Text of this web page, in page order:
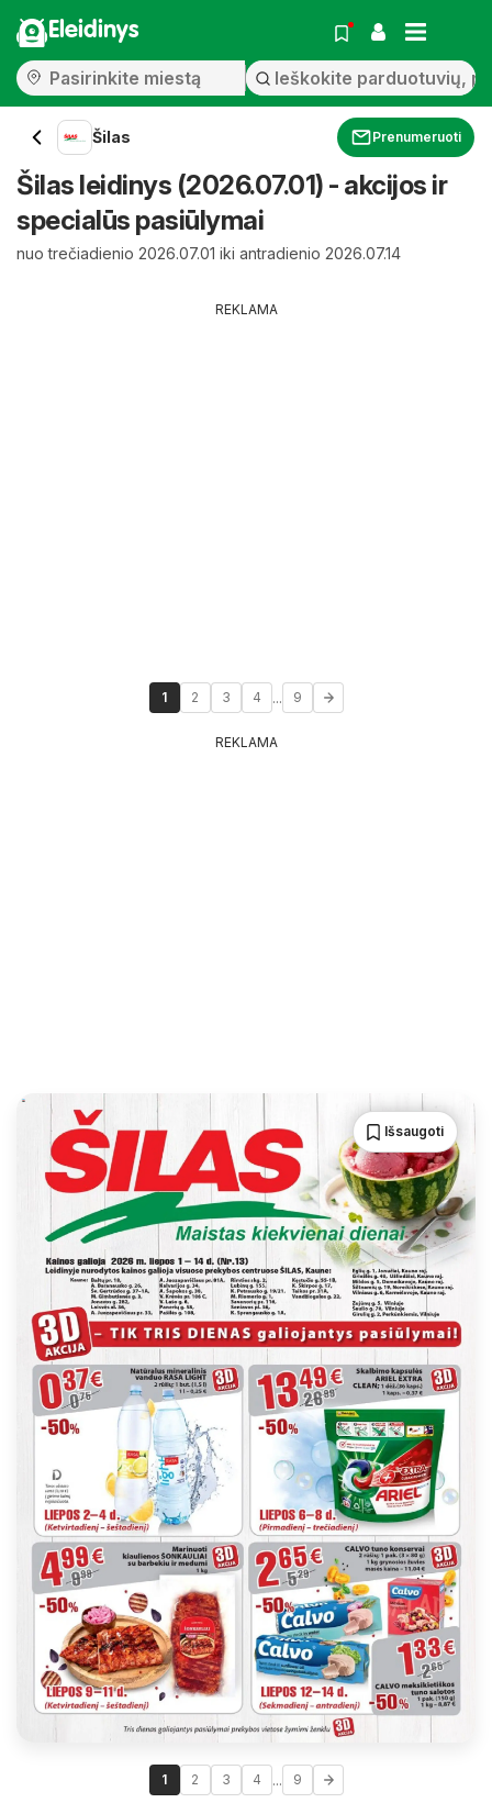
Eleidinys
Šilas Prenumeruoti
Šilas leidinys (2026.07.01) - akcijos ir
specialūs pasiūlymai
nuo trečiadienio 2026.07.01 iki antradienio 2026.07.14
REKLAMA
1 2 3 4 ... 9
REKLAMA
Išsaugoti
1 2 3 4 ... 9